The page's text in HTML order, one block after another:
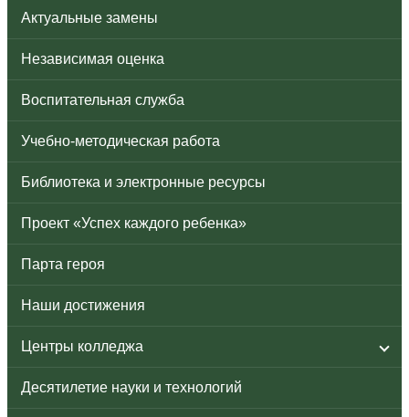
Актуальные замены
Независимая оценка
Воспитательная служба
Учебно-методическая работа
Библиотека и электронные ресурсы
Проект «Успех каждого ребенка»
Парта героя
Наши достижения
Центры колледжа
Десятилетие науки и технологий